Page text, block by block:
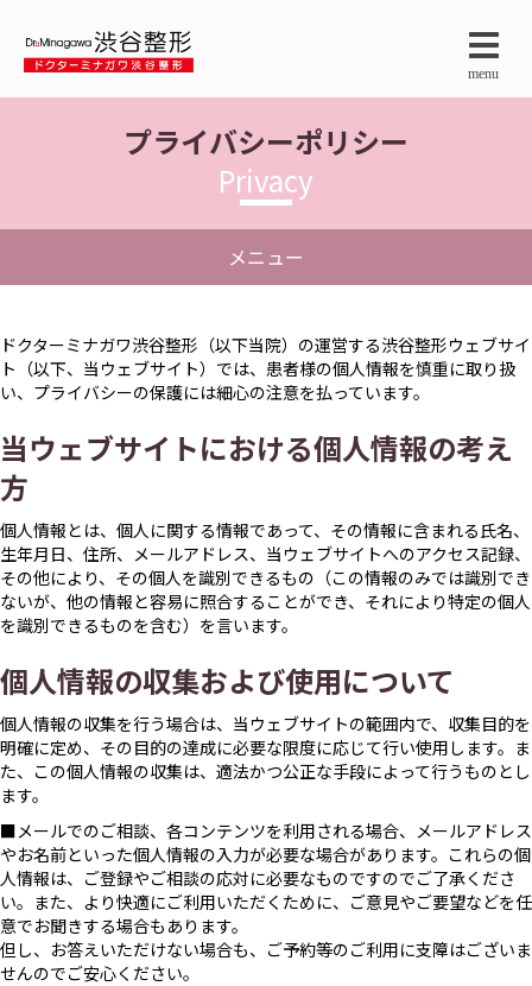
menu
プライバシーポリシー
Privacy
メニュー
ドクターミナガワ渋谷整形（以下当院）の運営する渋谷整形ウェブサイ
ト（以下、当ウェブサイト）では、患者様の個人情報を慎重に取り扱
い、プライバシーの保護には細心の注意を払っています。
当ウェブサイトにおける個人情報の考え
方
個人情報とは、個人に関する情報であって、その情報に含まれる氏名、
生年月日、住所、メールアドレス、当ウェブサイトへのアクセス記録、
その他により、その個人を識別できるもの（この情報のみでは識別でき
ないが、他の情報と容易に照合することができ、それにより特定の個人
を識別できるものを含む）を言います。
個人情報の収集および使用について
個人情報の収集を行う場合は、当ウェブサイトの範囲内で、収集目的を
明確に定め、その目的の達成に必要な限度に応じて行い使用します。ま
た、この個人情報の収集は、適法かつ公正な手段によって行うものとし
ます。
■メールでのご相談、各コンテンツを利用される場合、メールアドレス
やお名前といった個人情報の入力が必要な場合があります。これらの個
人情報は、ご登録やご相談の応対に必要なものですのでご了承くださ
い。また、より快適にご利用いただくために、ご意見やご要望などを任
意でお聞きする場合もあります。
但し、お答えいただけない場合も、ご予約等のご利用に支障はございま
せんのでご安心ください。